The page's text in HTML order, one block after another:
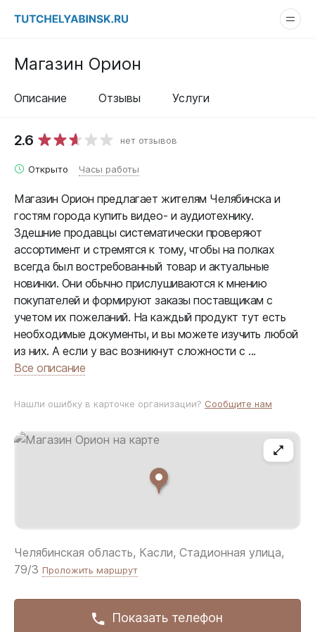
Челябинская область, Касли, Стадионная улица,
79/3 Проложить маршрут
Показать телефон
Магазин Орион
Описание Отзывы Услуги
2.6 нет отзывов
Часы работы
Открыто
Магазин Орион предлагает жителям Челябинска и
гостям города купить видео- и аудиотехнику.
Здешние продавцы систематически проверяют
ассортимент и стремятся к тому, чтобы на полках
всегда был востребованный товар и актуальные
новинки. Они обычно прислушиваются к мнению
покупателей и формируют заказы поставщикам с
учетом их пожеланий. На каждый продукт тут есть
необходимые документы, и вы можете изучить любой
из них. А если у вас возникнут сложности с ...
Все описание
Нашли ошибку в карточке организации? Сообщите нам